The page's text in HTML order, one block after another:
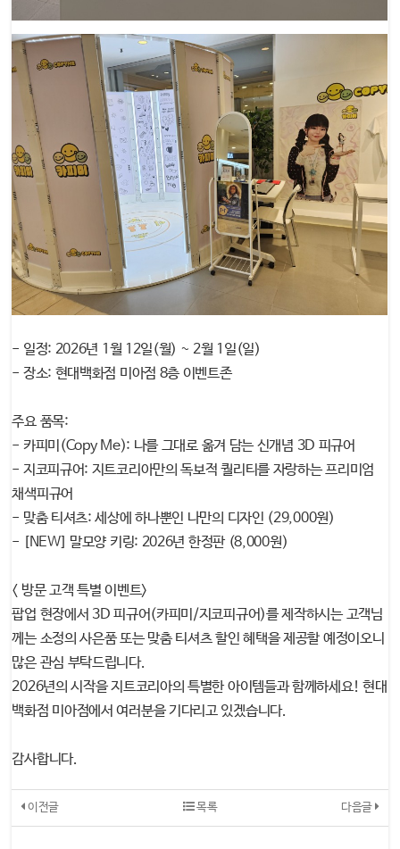
- 일정: 2026년 1월 12일(월) ~ 2월 1일(일)
- 장소: 현대백화점 미아점 8층 이벤트존
주요 품목:
- 카피미(Copy Me): 나를 그대로 옮겨 담는 신개념 3D 피규어
- 지코피규어: 지트코리아만의 독보적 퀄리티를 자랑하는 프리미엄
채색피규어
- 맞춤 티셔츠: 세상에 하나뿐인 나만의 디자인 (29,000원)
- [NEW] 말모양 키링: 2026년 한정판 (8,000원)
< 방문 고객 특별 이벤트>
팝업 현장에서 3D 피규어(카피미/지코피규어)를 제작하시는 고객님
께는 소정의 사은품 또는 맞춤 티셔츠 할인 혜택을 제공할 예정이오니
많은 관심 부탁드립니다.
2026년의 시작을 지트코리아의 특별한 아이템들과 함께하세요! 현대
백화점 미아점에서 여러분을 기다리고 있겠습니다.
감사합니다.
이전글 다음글
목록